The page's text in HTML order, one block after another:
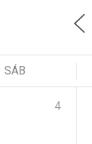
SÁB
4